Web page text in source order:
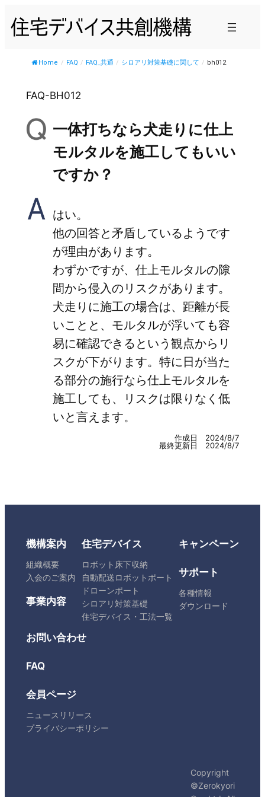
容
Home / FAQ / FAQ_共通 / シロアリ対策基礎に関して / bh012
FAQ-BH012
一体打ちなら犬走りに仕上
モルタルを施工してもいい
ですか？
はい。
他の回答と矛盾しているようです
が理由があります。
わずかですが、仕上モルタルの隙
間から侵入のリスクがあります。
犬走りに施工の場合は、距離が長
いことと、モルタルが浮いても容
易に確認できるという観点からリ
スクが下がります。特に日が当た
る部分の施行なら仕上モルタルを
施工しても、リスクは限りなく低
いと言えます。
作成日 2024/8/7
最終更新日 2024/8/7
機構案内
組織概要
入会のご案内
事業内容
住宅デバイス
ロボット床下収納
自動配送ロボットポート
ドローンポート
シロアリ対策基礎
住宅デバイス・工法一覧
キャンペーン
サポート
各種情報
ダウンロード
お問い合わせ
FAQ
会員ページ
ニュースリリース
プライバシーポリシー
Copyright
©Zerokyori